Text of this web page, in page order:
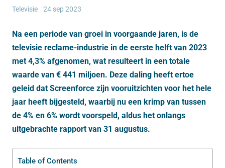
Televisie 24 sep 2023
Na een periode van groei in voorgaande jaren, is de
televisie reclame-industrie in de eerste helft van 2023
met 4,3% afgenomen, wat resulteert in een totale
waarde van € 441 miljoen. Deze daling heeft ertoe
geleid dat Screenforce zijn vooruitzichten voor het hele
jaar heeft bijgesteld, waarbij nu een krimp van tussen
de 4% en 6% wordt voorspeld, aldus het onlangs
uitgebrachte rapport van 31 augustus.
Table of Contents